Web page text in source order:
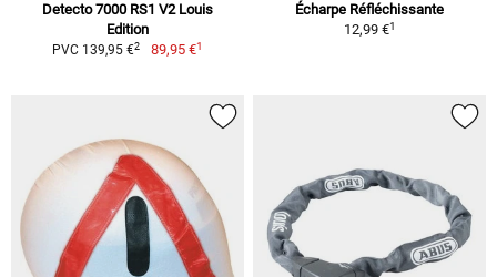
Detecto 7000 RS1 V2 Louis
Edition
PVC 139,95 €2 89,95 €1
Écharpe Réfléchissante
12,99 €1